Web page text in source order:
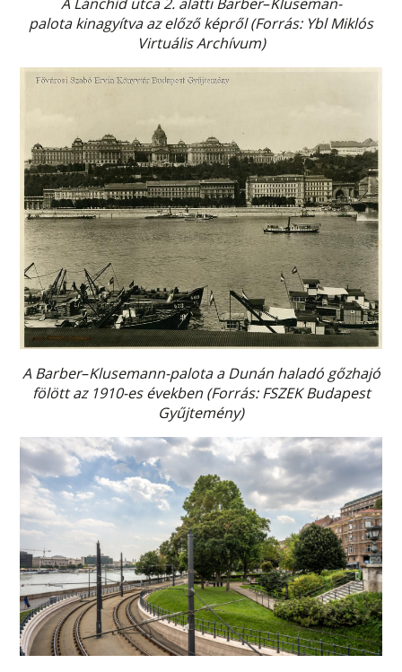
palota kinagyítva az előző képről (Forrás: Ybl Miklós
Virtuális Archívum)
A Barber–Klusemann-palota a Dunán haladó gőzhajó
fölött az 1910-es években (Forrás: FSZEK Budapest
Gyűjtemény)